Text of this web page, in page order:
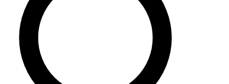
Sobre el tema
Chinchilla de Montearagón es un encantador pueblo que se alza
sobre una colina, ofreciendo vistas impresionantes y un viaje al
pasado. Su castillo, que data del siglo XV, es un testimonio de su